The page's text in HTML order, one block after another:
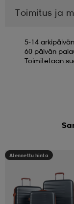
Toimitus ja
5-14
60 päivän
Toimitetaan
Alennettu hinta